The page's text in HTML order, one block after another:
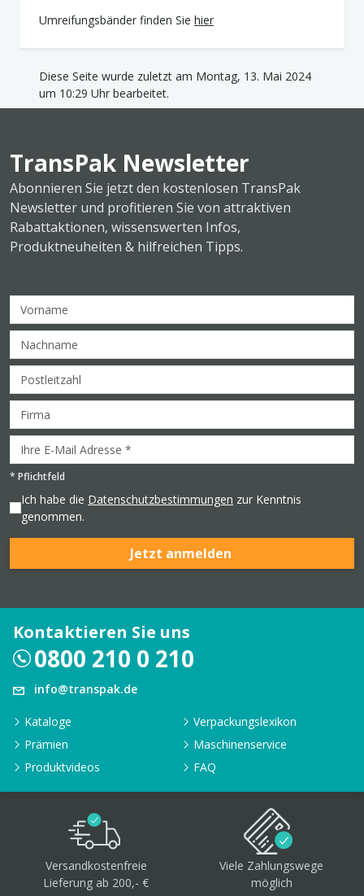
Umreifungsbänder finden Sie hier
Diese Seite wurde zuletzt am Montag, 13. Mai 2024
um 10:29 Uhr bearbeitet.
TransPak Newsletter
Abonnieren Sie jetzt den kostenlosen TransPak
Newsletter und profitieren Sie von attraktiven
Rabattaktionen, wissenswerten Infos,
Produktneuheiten & hilfreichen Tipps.
* Pflichtfeld
Ich habe die Datenschutzbestimmungen zur Kenntnis
genommen.
Jetzt anmelden
Kontaktieren Sie uns
0800 210 0 210
info@transpak.de
Kataloge
Verpackungslexikon
Prämien
Maschinenservice
Produktvideos
FAQ
Versandkostenfreie
Lieferung ab 200,- €
Viele Zahlungswege
möglich